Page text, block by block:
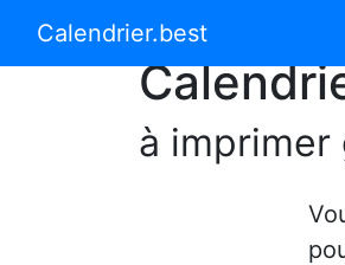
Calendrier.bestCalendrier 2024
à